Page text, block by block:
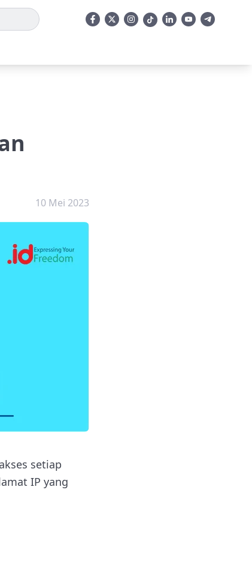
10 Mei 2023
setiap
IP yang